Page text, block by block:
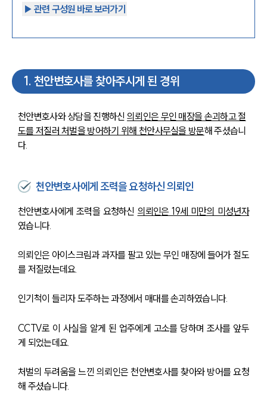
▶︎ 관련 구성원 바로 보러가기
1 . 천안변호사를 찾아주시게 된 경위
천안변호사와 상담을 진행하신 의뢰인은 무인 매장을 손괴하고 절
도를 저질러 처벌을 방어하기 위해 천안사무실을 방문해 주셨습니
다.
천안변호사에게 조력을 요청하신 의뢰인
천안변호사에게 조력을 요청하신 의뢰인은 19세 미만의 미성년자
였습니다.
의뢰인은 아이스크림과 과자를 팔고 있는 무인 매장에 들어가 절도
를 저질렀는데요.
인기척이 들리자 도주하는 과정에서 매대를 손괴하였습니다.
CCTV로 이 사실을 알게 된 업주에게 고소를 당하며 조사를 앞두
게 되었는데요.
처벌의 두려움을 느낀 의뢰인은 천안변호사를 찾아와 방어를 요청
해 주셨습니다.